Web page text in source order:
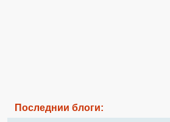
Последнии блоги: